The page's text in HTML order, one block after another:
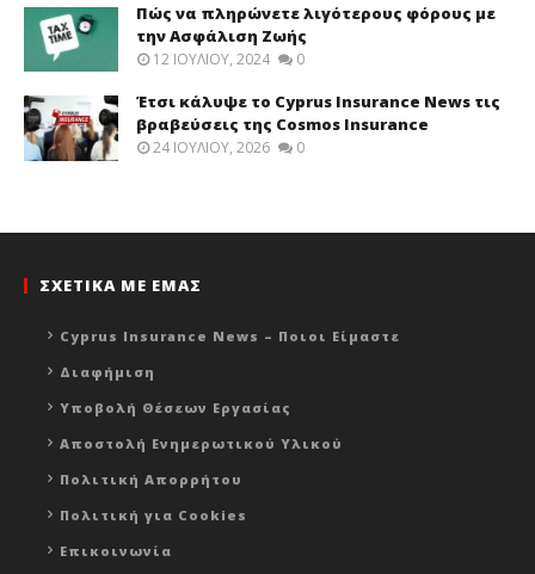
Πώς να πληρώνετε λιγότερους φόρους με
την Ασφάλιση Ζωής
12 ΙΟΥΛΊΟΥ, 2024 0
Έτσι κάλυψε το Cyprus Insurance News τις
βραβεύσεις της Cosmos Insurance
24 ΙΟΥΛΊΟΥ, 2026 0
ΣΧΕΤΙΚΑ ΜΕ ΕΜΑΣ
Cyprus Insurance News – Ποιοι Είμαστε
Διαφήμιση
Υποβολή Θέσεων Εργασίας
Αποστολή Ενημερωτικού Υλικού
Πολιτική Απορρήτου
Πολιτική για Cookies
Επικοινωνία